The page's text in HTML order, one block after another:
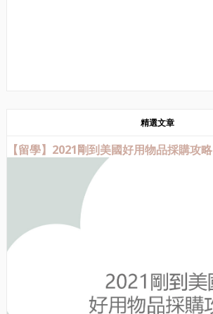
精選文章
【留學】2021剛到美國好用物品採購攻略